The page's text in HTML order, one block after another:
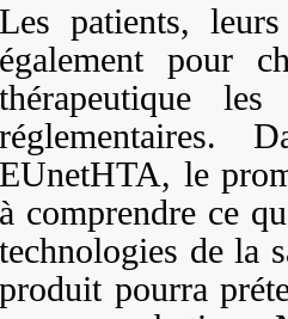
Les patients,
également pour
thérapeutique
réglementaires.
EUnetHTA, le
à comprendre ce
technologies de la
produit pourra